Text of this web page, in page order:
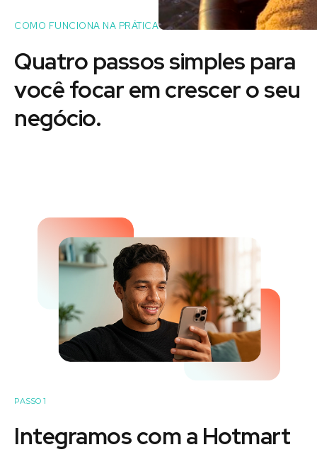
COMO FUNCIONA NA PRÁTICA
Quatro passos simples para
vocêfocarem crescer o seu
negócio.
PASSO 1
Integramos com a Hotmart